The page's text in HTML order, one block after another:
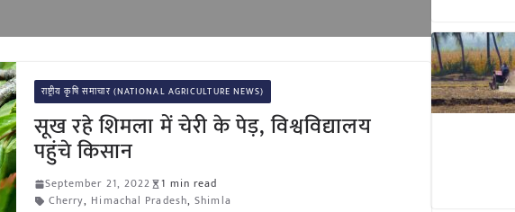
राष्ट्रीय कृषि समाचार (NATIONAL AGRICULTURE NEWS)
सूख रहे शिमला में चेरी के पेड़, विश्वविद्यालय
पहुंचे किसान
September 21, 2022
1 min read
Cherry, Himachal Pradesh,Shimla